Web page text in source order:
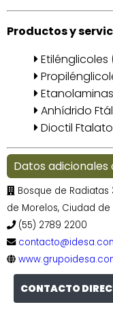
Productos y
Etilénglicoles
Etanolaminas
Anhídrido
Dioctil
Datos
Bosque de Radiatas
de Morelos, Ciudad de
(55) 2789 2200
CONTACTO